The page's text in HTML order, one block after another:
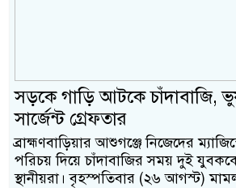
সড়কে গাড়ি আটকে চাঁদাবাজি,
সার্জেন্ট গ্রেফতার
ব্রাহ্মণবাড়িয়ার আশুগঞ্জে নিজেদের
পরিচয় দিয়ে চাঁদাবাজির সময় দুই
স্থানীয়রা। বৃহস্পতিবার (২৬ আগস্ট)